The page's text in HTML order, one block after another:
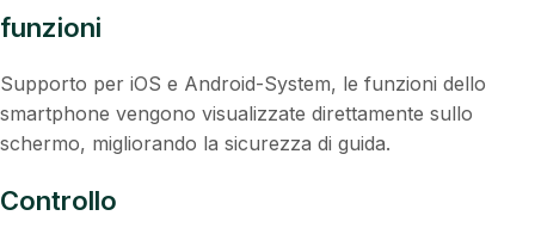
funzioni
Supporto per iOS e Android-System, le funzioni dello
smartphone vengono visualizzate direttamente sullo
schermo, migliorando la sicurezza di guida.
Controllo